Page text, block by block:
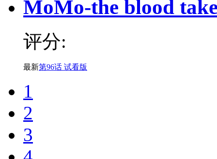
MoMo-the blood
评分:
最新第96话 试看版
1
2
3